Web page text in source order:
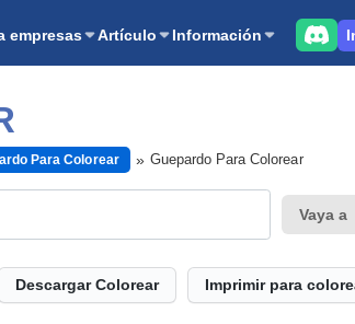
empresas Artículo Información
Para Colorear Guepardo Para Colorear
Vaya a
Descargar Colorear Imprimir para